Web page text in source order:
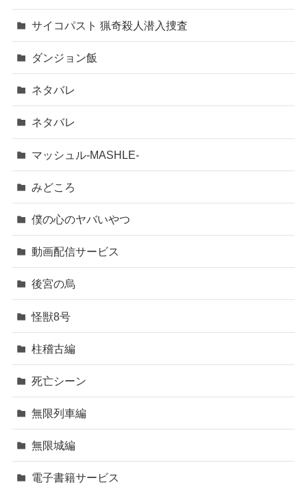
サイコパスト 猟奇殺人潜入捜査
ダンジョン飯
ネタバレ
ネタバレ
マッシュル-MASHLE-
みどころ
僕の心のヤバいやつ
動画配信サービス
後宮の烏
怪獣8号
柱稽古編
死亡シーン
無限列車編
無限城編
電子書籍サービス